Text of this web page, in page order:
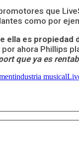
que
como por
ella es
ahora Phillips
que ya es
industria musical